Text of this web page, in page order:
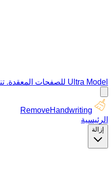
Ultra Model للصفحات المعقدة. تنظيف أفضل للمستندات الأكثر صعوبة.
RemoveHandwriting
الرئيسية
إزالة